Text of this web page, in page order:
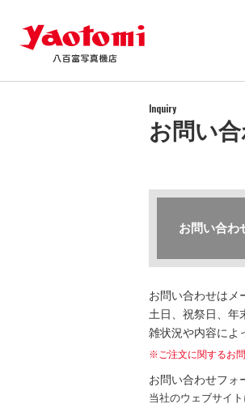
Inquiry
お問い
お問い合わ
お問い合わせはメ
土日、祝祭日、年
雑状況や内容によ
※ご注文に関するお
お問い合わせフォ
当社のウェブサイ